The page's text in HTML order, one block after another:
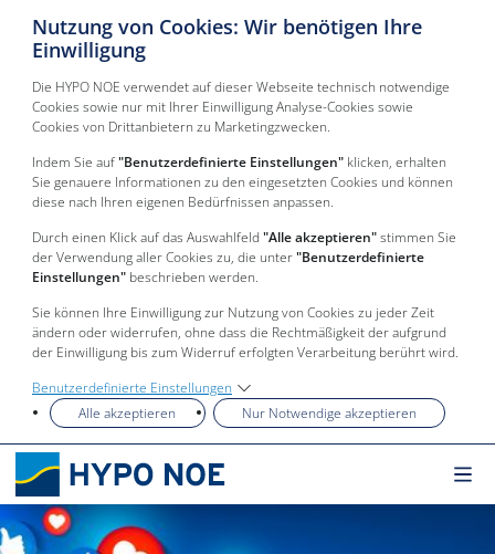
Nutzung von Cookies: Wir benötigen Ihre
Einwilligung
Die HYPO NOE verwendet auf dieser Webseite technisch notwendige
Cookies sowie nur mit Ihrer Einwilligung Analyse-Cookies sowie
Cookies von Drittanbietern zu Marketingzwecken.
Indem Sie auf"Benutzerdefinierte Einstellungen" klicken, erhalten
Sie genauere Informationen zu den eingesetzten Cookies und können
diese nach Ihren eigenen Bedürfnissen anpassen.
Durch einen Klick auf das Auswahlfeld "Alle akzeptieren"stimmen Sie
der Verwendung aller Cookies zu, die unter"Benutzerdefinierte
Einstellungen" beschrieben werden.
Sie können Ihre Einwilligung zur Nutzung von Cookies zu jeder Zeit
ändern oder widerrufen, ohne dass die Rechtmäßigkeit der aufgrund
der Einwilligung bis zum Widerruf erfolgten Verarbeitung berührt wird.
Benutzerdefinierte Einstellungen
Alle akzeptieren
Nur Notwendige akzeptieren